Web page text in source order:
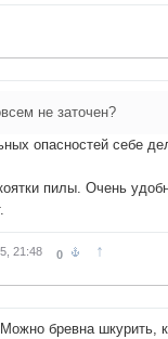
не заточен?
опасностей себе
пилы. Очень
21:48 0 ↑
бревна шкурить,